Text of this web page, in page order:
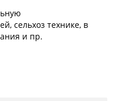
сельхоз технике, в
и пр.